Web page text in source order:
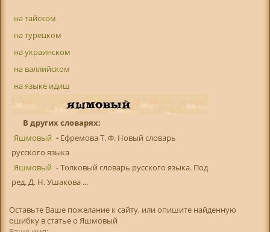
на тайском
на турецком
на украинском
на валлийском
на языке идиш
В других словарях:
Яшмовый - Ефремова Т. Ф. Новый словарь
русского языка
Яшмовый - Толковый словарь русского языка. Под
ред. Д. Н. Ушакова ...
Оставьте Ваше пожелание к сайту, или опишите найденную
ошибку в статье о Яшмовый